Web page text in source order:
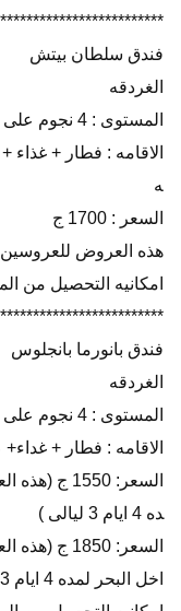
فندق سلطان بيتش
الغردقه
المستوى : 4 نجوم على البحر بوسط البلد
الاقامه : فطار +
ه
السعر : 1700 ج
هذه العروض للعروسين فى
امكانيه التحصيل من
فندق بانورما بانجلوس
الغردقه
المستوى : 4 نجوم على البحر ( اكوا بارك + كيدز كلوب )
الاقامه : فطار +
السعر:
ده 4 ايام 3 ليالى )
السعر:
اخل البحر لمده 4 ايام 3 ليالى )